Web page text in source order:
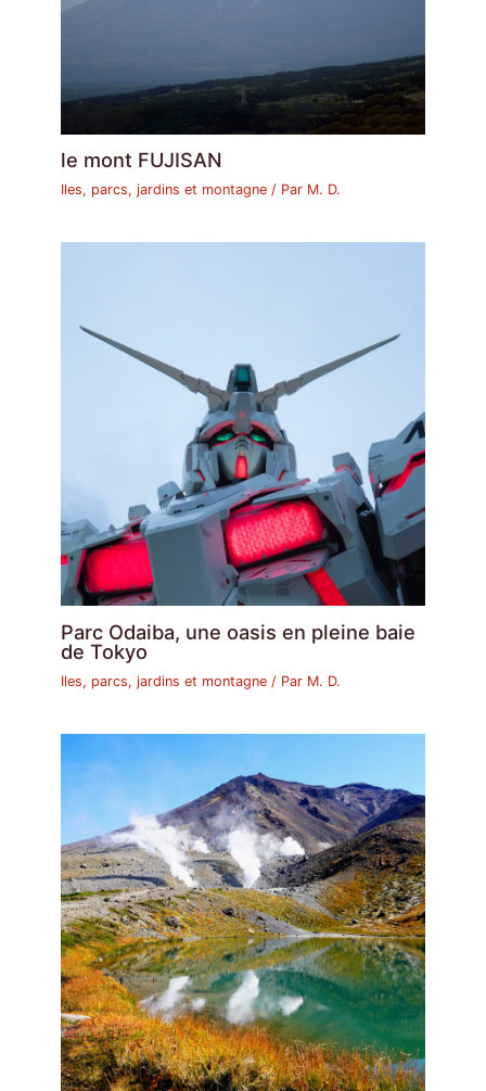
le mont FUJISAN
Iles, parcs, jardins et montagne / Par M. D.
Parc Odaiba, une oasis en pleine baie
de Tokyo
Iles, parcs, jardins et montagne / Par M. D.